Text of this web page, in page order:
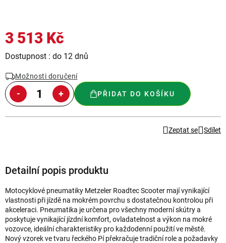
3 513 Kč
Měrná
Dostupnost : do 12 dnů
Možnosti doručení
PŘIDAT DO KOŠÍKU
Zeptat se Sdílet
Detailní popis produktu
Motocyklové pneumatiky Metzeler Roadtec Scooter mají vynikající
vlastnosti při jízdě na mokrém povrchu s dostatečnou kontrolou při
akceleraci. Pneumatika je určena pro všechny moderní skútry a
poskytuje vynikající jízdní komfort, ovladatelnost a výkon na mokré
vozovce, ideální charakteristiky pro každodenní použití ve městě.
Nový vzorek ve tvaru řeckého Pí překračuje tradiční role a požadavky